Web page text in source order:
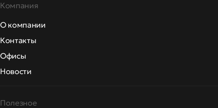
Компания
О компании
Контакты
Офисы
Новости
Полезное